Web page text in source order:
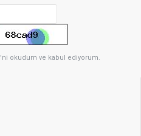
'ni okudum ve kabul ediyorum.